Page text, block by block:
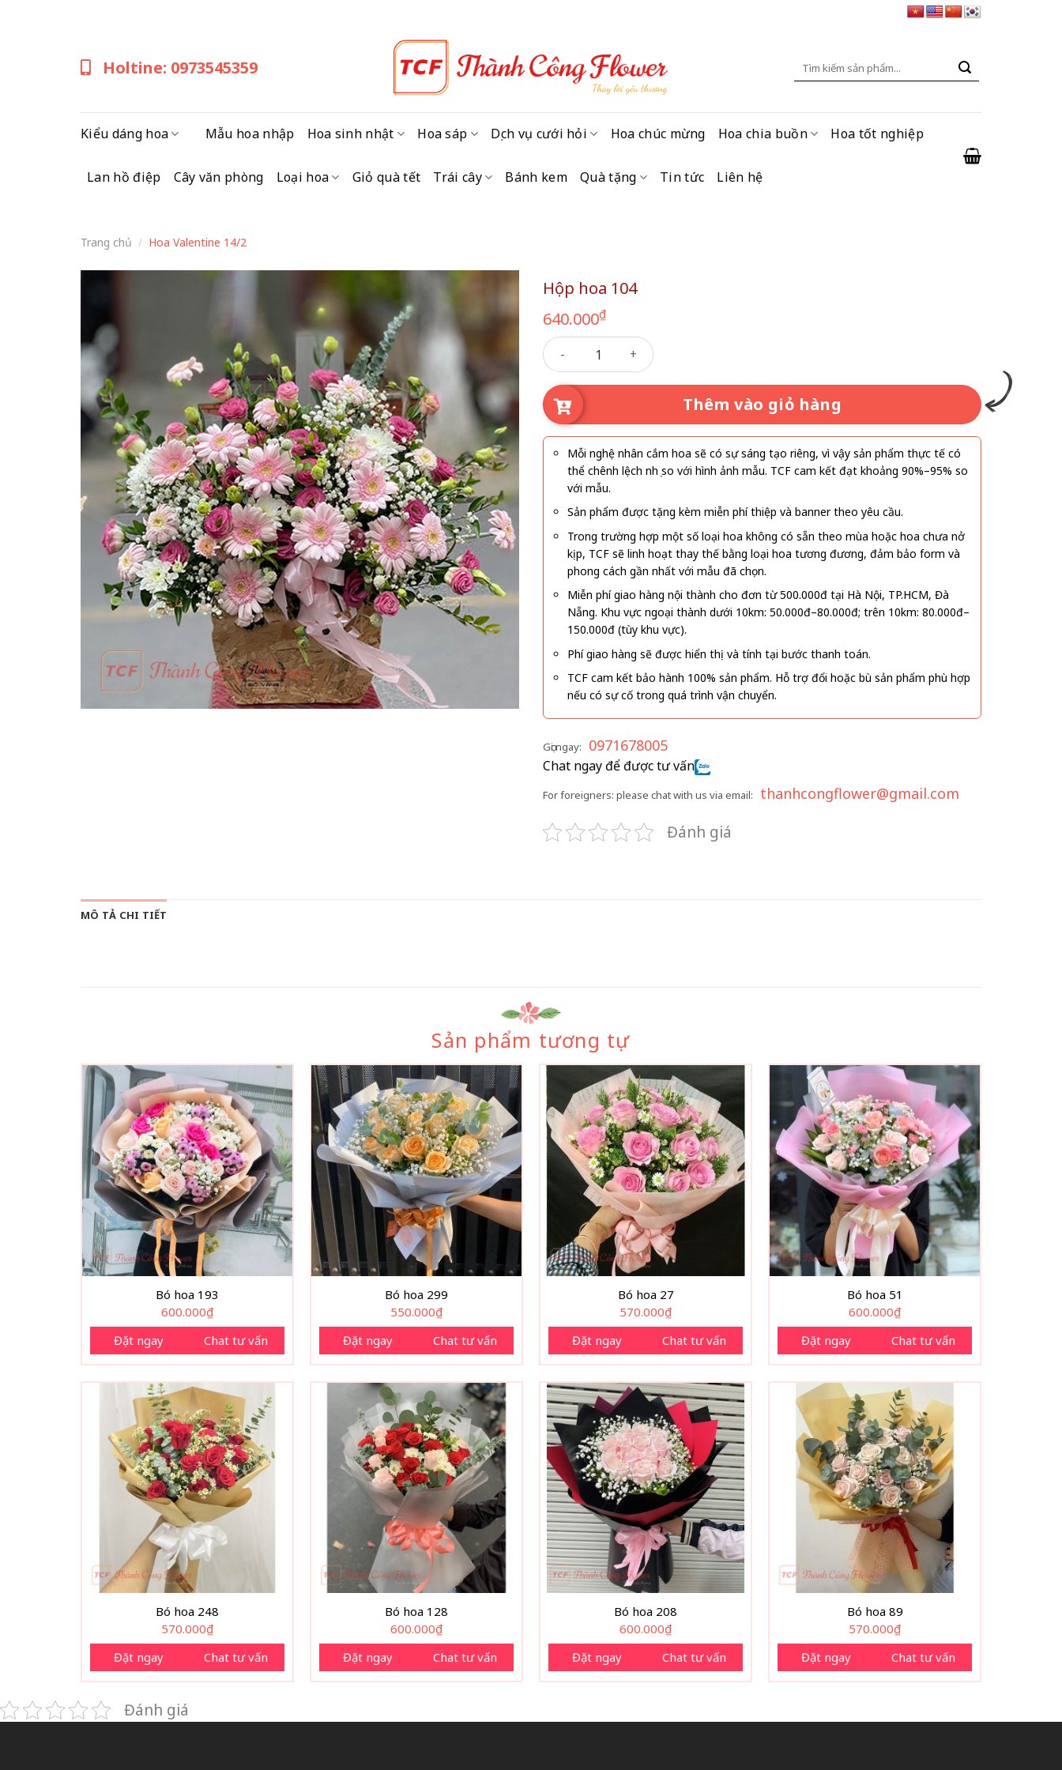
Holtine: 0973545359
Tìm
Kiểu dáng hoa Mẫu hoa nhập Hoa sinh nhật Hoa sáp Dịch vụ cưới hỏi Hoa chúc mừng Hoa chia buồn Hoa tốt nghiệp
Lan hồ điệp Cây văn phòng Loại hoa Giỏ quà tết Trái cây Bánh kem Quà tặng Tin tức Liên hệ
Trang chủ / Hoa Valentine 14/2
Hộp hoa 104
640.000₫
Hộp hoa 104 số lượng
Thêm vào giỏ hàng
Mỗi nghệ nhân cắm hoa sẽ có sự sáng tạo riêng, vì vậy sản phẩm thực tế có
thể chênh lệch nhẹ so với hình ảnh mẫu. TCF cam kết đạt khoảng 90%–95% so
với mẫu.
Sản phẩm được tặng kèm miễn phí thiệp và banner theo yêu cầu.
Trong trường hợp một số loại hoa không có sẵn theo mùa hoặc hoa chưa nở
kịp, TCF sẽ linh hoạt thay thế bằng loại hoa tương đương, đảm bảo form và
phong cách gần nhất với mẫu đã chọn.
Miễn phí giao hàng nội thành cho đơn từ 500.000đ tại Hà Nội, TP.HCM, Đà
Nẵng. Khu vực ngoại thành dưới 10km: 50.000đ–80.000đ; trên 10km: 80.000đ–
150.000đ (tùy khu vực).
Phí giao hàng sẽ được hiển thị và tính tại bước thanh toán.
TCF cam kết bảo hành 100% sản phẩm. Hỗ trợ đổi hoặc bù sản phẩm phù hợp
nếu có sự cố trong quá trình vận chuyển.
Gọi ngay: 0971678005
Chat ngay để được tư vấn
For foreigners: please chat with us via email: thanhcongflower@gmail.com
Đánh giá
MÔ TẢ CHI TIẾT
Sản phẩm tương tự
Bó hoa 193
600.000₫
Đặt ngay
Chat tư vấn
Bó hoa 299
550.000₫
Đặt ngay
Chat tư vấn
Bó hoa 27
570.000₫
Đặt ngay
Chat tư vấn
Bó hoa 51
600.000₫
Đặt ngay
Chat tư vấn
Bó hoa 248
570.000₫
Đặt ngay
Chat tư vấn
Bó hoa 128
600.000₫
Đặt ngay
Chat tư vấn
Bó hoa 208
600.000₫
Đặt ngay
Chat tư vấn
Bó hoa 89
570.000₫
Đặt ngay
Chat tư vấn
Đánh giá